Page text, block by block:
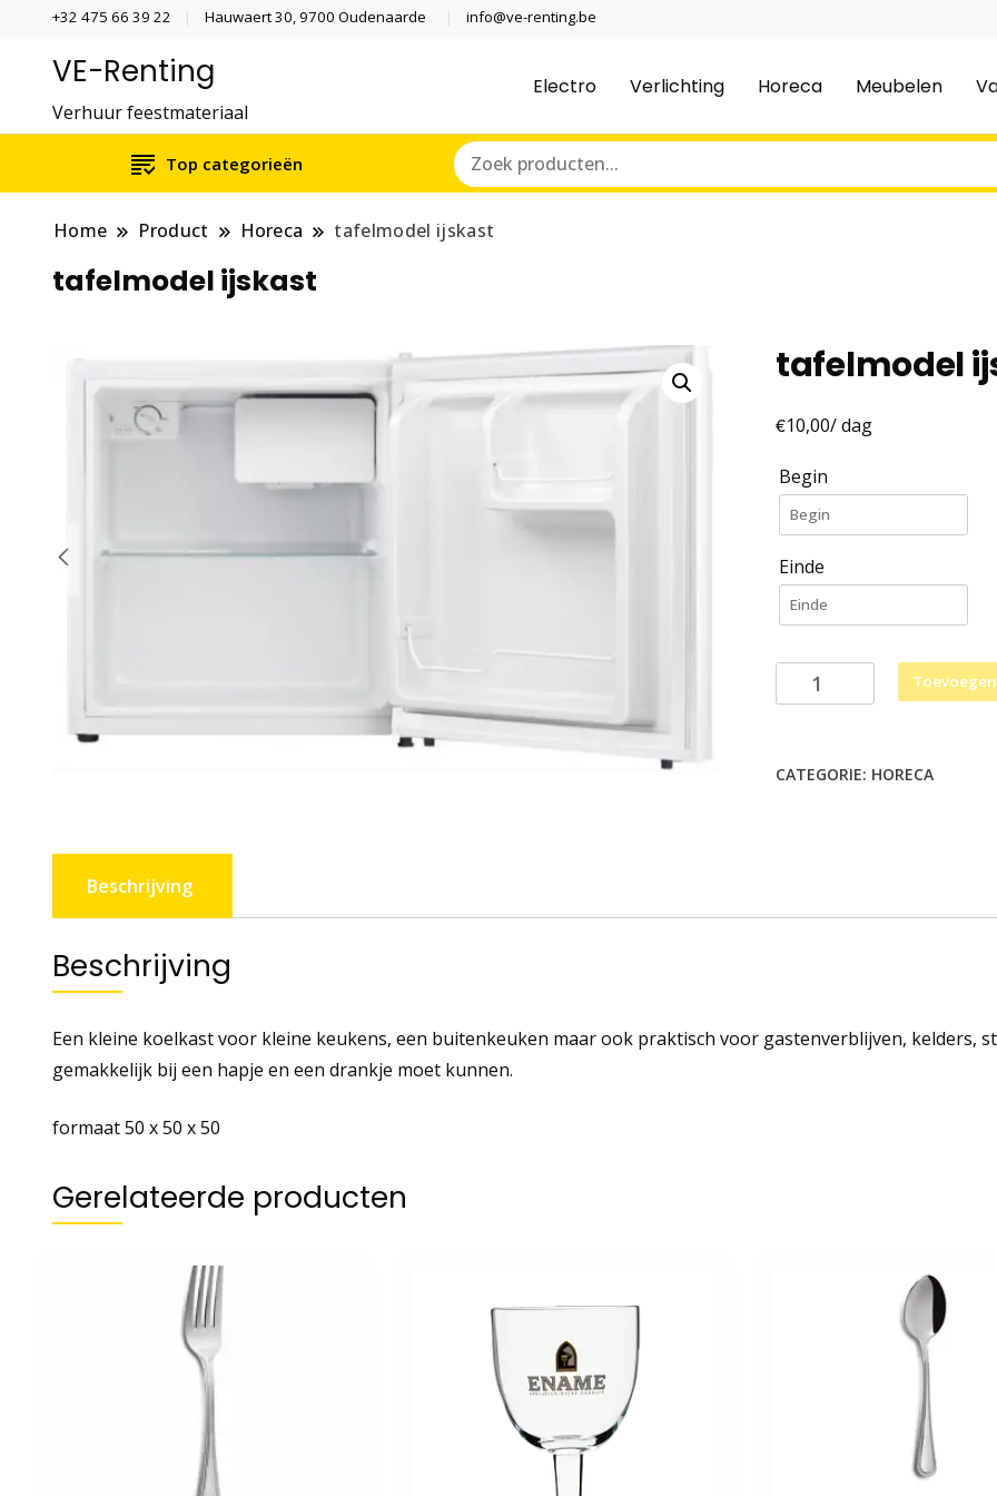
+32 475 66 39 22 Hauwaert 30, 9700 Oudenaarde info@ve-renting.be
VE-Renting
Verhuur feestmateriaal
Electro Verlichting Horeca Meubelen
Top categorieën
Home Product Horeca tafelmodel ijskast
tafelmodel ijskast
tafelmodel
€10,00/ dag
Begin
Einde
tafelmodel
ijskast
CATEGORIE: HORECA
Beschrijving
Beschrijving
Een kleine koelkast voor kleine keukens, een buitenkeuken maar ook praktisch voor gastenverblijven, kelders,
gemakkelijk bij een hapje en een drankje moet kunnen.
formaat 50 x 50 x 50
Gerelateerde producten